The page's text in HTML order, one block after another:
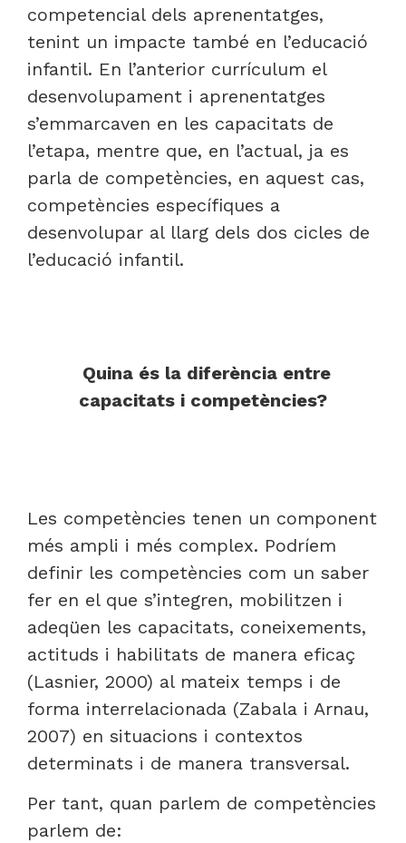
competencial dels aprenentatges,
tenint un impacte també en l’educació
infantil. En l’anterior currículum el
desenvolupament i aprenentatges
s’emmarcaven en les capacitats de
l’etapa, mentre que, en l’actual, ja es
parla de competències, en aquest cas,
competències específiques a
desenvolupar al llarg dels dos cicles de
l’educació infantil.
Quina és la diferència entre
capacitats i competències?
Les competències tenen un component
més ampli i més complex. Podríem
definir les competències com un saber
fer en el que s’integren, mobilitzen i
adeqüen les capacitats, coneixements,
actituds i habilitats de manera eficaç
(Lasnier, 2000) al mateix temps i de
forma interrelacionada (Zabala i Arnau,
2007) en situacions i contextos
determinats i de manera transversal.
Per tant, quan parlem de competències
parlem de: